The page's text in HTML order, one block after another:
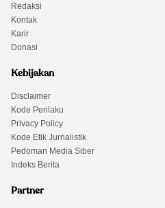
Redaksi
Kontak
Karir
Donasi
Kebijakan
Disclaimer
Kode Perilaku
Privacy Policy
Kode Etik Jurnalistik
Pedoman Media Siber
Indeks Berita
Partner